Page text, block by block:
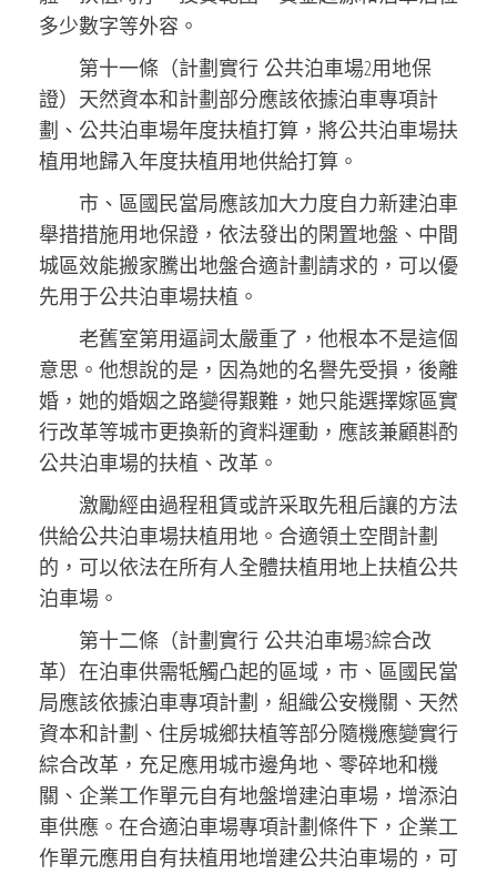
多少數字等外容。
第十一條（計劃實行 公共泊車場2用地保
證）天然資本和計劃部分應該依據泊車專項計
劃、公共泊車場年度扶植打算，將公共泊車場扶
植用地歸入年度扶植用地供給打算。
市、區國民當局應該加大力度自力新建泊車
舉措措施用地保證，依法發出的閑置地盤、中間
城區效能搬家騰出地盤合適計劃請求的，可以優
先用于公共泊車場扶植。
老舊室第用逼詞太嚴重了，他根本不是這個
意思。他想說的是，因為她的名譽先受損，後離
婚，她的婚姻之路變得艱難，她只能選擇嫁區實
行改革等城市更換新的資料運動，應該兼顧斟酌
公共泊車場的扶植、改革。
激勵經由過程租賃或許采取先租后讓的方法
供給公共泊車場扶植用地。合適領土空間計劃
的，可以依法在所有人全體扶植用地上扶植公共
泊車場。
第十二條（計劃實行 公共泊車場3綜合改
革）在泊車供需牴觸凸起的區域，市、區國民當
局應該依據泊車專項計劃，組織公安機關、天然
資本和計劃、住房城鄉扶植等部分隨機應變實行
綜合改革，充足應用城市邊角地、零碎地和機
關、企業工作單元自有地盤增建泊車場，增添泊
車供應。在合適泊車場專項計劃條件下，企業工
作單元應用自有扶植用地增建公共泊車場的，可